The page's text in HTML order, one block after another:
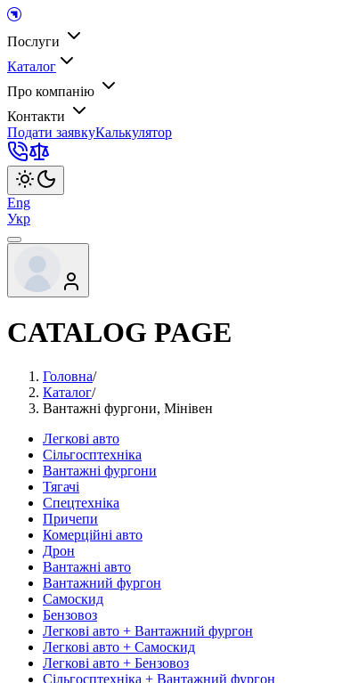
Послуги
Каталог
Про компанію
Контакти
Подати заявкуКалькулятор
Eng
Укр
CATALOG PAGE
Головна/
Каталог/
Вантажні фургони, Мінівен
Легкові авто
Сільгосптехніка
Вантажні фургони
Тягачі
Спецтехніка
Причепи
Комерційні авто
Дрон
Вантажні авто
Вантажний фургон
Самоскид
Бензовоз
Легкові авто + Вантажний фургон
Легкові авто + Самоскид
Легкові авто + Бензовоз
Сільгосптехніка + Вантажний фургон